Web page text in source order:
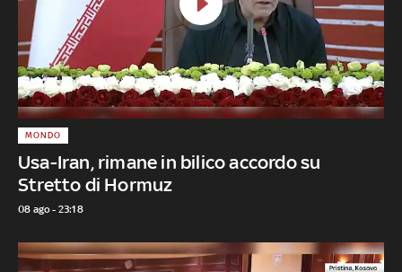
Usa-Iran, rimane in bilico accordo su
Stretto di Hormuz
MONDO
08 ago - 23:18